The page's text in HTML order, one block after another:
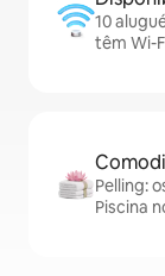
10
têm Wi-
Pelling:
Piscina